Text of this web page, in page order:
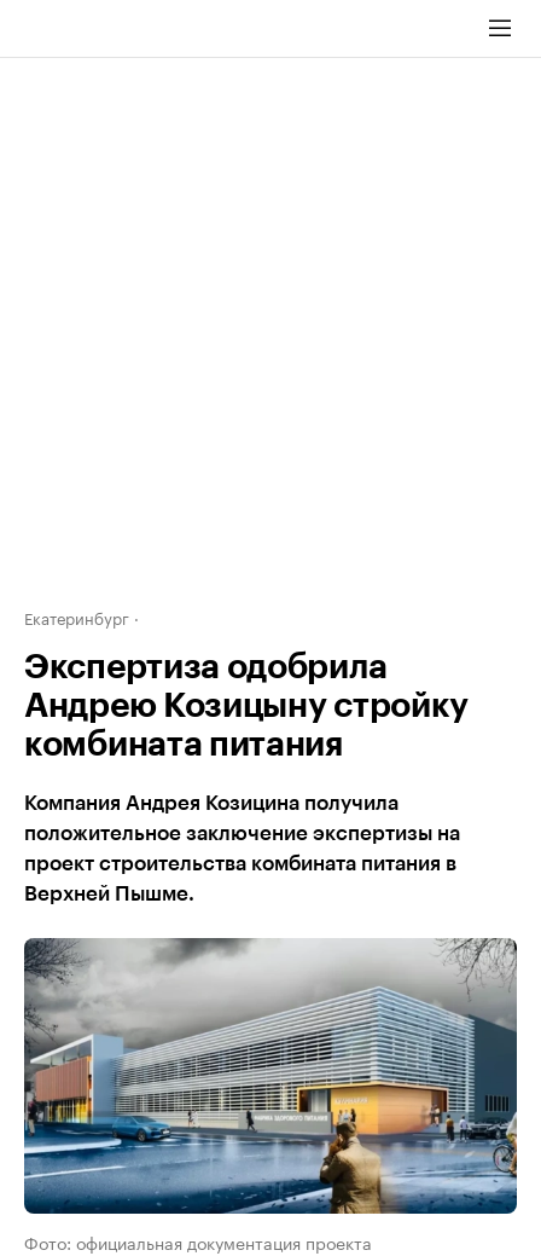
Екатеринбург
Экспертиза одобрила
Андрею Козицыну стройку
комбината питания
Компания Андрея Козицина получила
положительное заключение экспертизы на
проект строительства комбината питания в
Верхней Пышме.
Фото: официальная документация проекта